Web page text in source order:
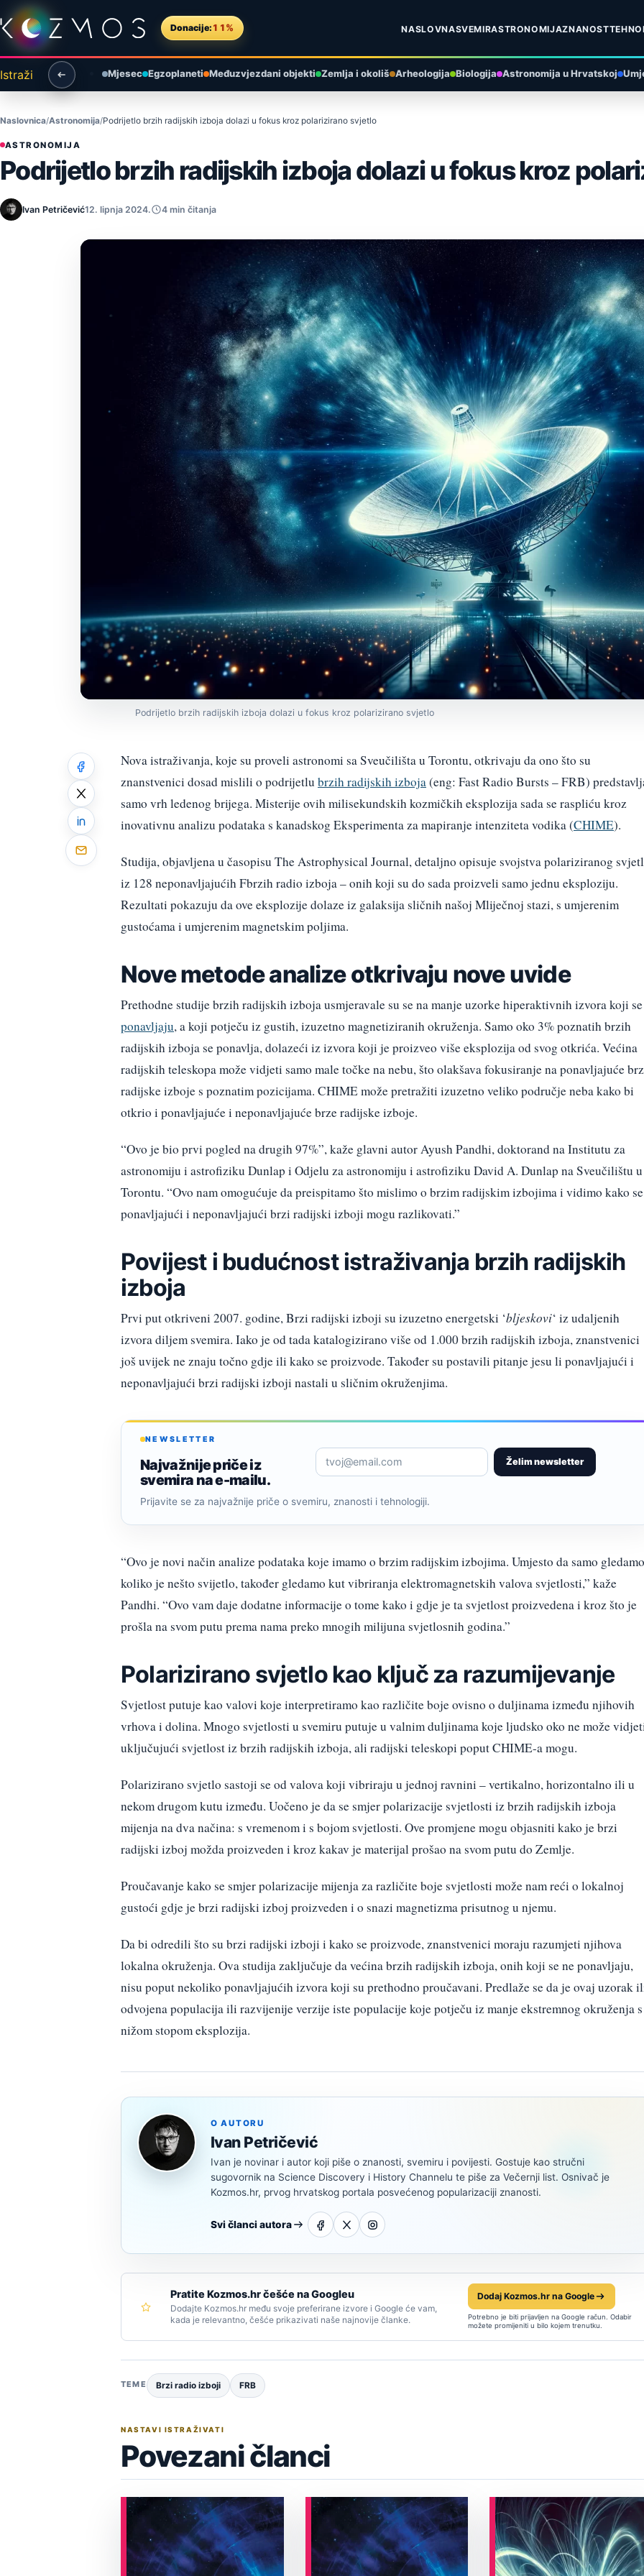
Preskoči na sadržaj
Donacije: 11% NASLOVNASVEMIRASTRONOMIJAZNANOST
Istraži Mjesec Egzoplaneti Međuzvjezdani objekti Zemlja i okoliš Arheologija Biologija Astronomija u Hrvatskoj
Naslovnica Astronomija Podrijetlo brzih radijskih izboja dolazi u fokus kroz polarizirano svjetlo
ASTRONOMIJA
Podrijetlo brzih radijskih izboja dolazi u fokus kroz
Ivan Petričević12. lipnja 2024. 4 min čitanja
Podrijetlo brzih radijskih izboja dolazi u fokus kroz polarizirano svjetlo
Nova istraživanja, koje su proveli astronomi sa Sveučilišta u Torontu, otkrivaju da ono što su
znanstvenici dosad mislili o podrijetlu brzih radijskih izboja(eng: Fast Radio Bursts – FRB)
samo vrh ledenog brijega. Misterije ovih milisekundskih kozmičkih eksplozija sada se raspliću kroz
inovativnu analizu podataka s kanadskog Eksperimenta za mapiranje intenziteta vodika (CHIME).
Studija, objavljena u časopisu The Astrophysical Journal, detaljno opisuje svojstva polariziranog
iz 128 neponavljajućih Fbrzih radio izboja – onih koji su do sada proizveli samo jednu eksploziju.
Rezultati pokazuju da ove eksplozije dolaze iz galaksija sličnih našoj Mliječnoj stazi, s umjerenim
gustoćama i umjerenim magnetskim poljima.
Nove metode analize otkrivaju nove uvide
Prethodne studije brzih radijskih izboja usmjeravale su se na manje uzorke hiperaktivnih izvora koji se
ponavljaju, a koji potječu iz gustih, izuzetno magnetiziranih okruženja. Samo oko 3% poznatih brzih
radijskih izboja se ponavlja, dolazeći iz izvora koji je proizveo više eksplozija od svog otkrića. Većina
radijskih teleskopa može vidjeti samo male točke na nebu, što olakšava fokusiranje na ponavljajuće
radijske izboje s poznatim pozicijama. CHIME može pretražiti izuzetno veliko područje neba kako bi
otkrio i ponavljajuće i neponavljajuće brze radijske izboje.
“Ovo je bio prvi pogled na drugih 97%”, kaže glavni autor Ayush Pandhi, doktorand na Institutu za
astronomiju i astrofiziku Dunlap i Odjelu za astronomiju i astrofiziku David A. Dunlap na Sveučilištu u
Torontu. “Ovo nam omogućuje da preispitamo što mislimo o brzim radijskim izbojima i vidimo kako se
ponavljajući i neponavljajući brzi radijski izboji mogu razlikovati.”
Povijest i budućnost istraživanja brzih radijskih
izboja
Prvi put otkriveni 2007. godine, Brzi radijski izboji su izuzetno energetski ‘bljeskovi‘ iz udaljenih
izvora diljem svemira. Iako je od tada katalogizirano više od 1.000 brzih radijskih izboja, znanstvenici
još uvijek ne znaju točno gdje ili kako se proizvode. Također su postavili pitanje jesu li ponavljajući i
neponavljajući brzi radijski izboji nastali u sličnim okruženjima.
NEWSLETTER
Najvažnije priče iz
svemira na e-mailu.
Želim newsletter
Prijavite se za najvažnije priče o svemiru, znanosti i tehnologiji.
“Ovo je novi način analize podataka koje imamo o brzim radijskim izbojima. Umjesto da samo gledamo
koliko je nešto svijetlo, također gledamo kut vibriranja elektromagnetskih valova svjetlosti,” kaže
Pandhi. “Ovo vam daje dodatne informacije o tome kako i gdje je ta svjetlost proizvedena i kroz što je
prošla na svom putu prema nama preko mnogih milijuna svjetlosnih godina.”
Polarizirano svjetlo kao ključ za razumijevanje
Svjetlost putuje kao valovi koje interpretiramo kao različite boje ovisno o duljinama između njihovih
vrhova i dolina. Mnogo svjetlosti u svemiru putuje u valnim duljinama koje ljudsko oko ne može
uključujući svjetlost iz brzih radijskih izboja, ali radijski teleskopi poput CHIME-a mogu.
Polarizirano svjetlo sastoji se od valova koji vibriraju u jednoj ravnini – vertikalno, horizontalno ili u
nekom drugom kutu između. Uočeno je da se smjer polarizacije svjetlosti iz brzih radijskih izboja
mijenja na dva načina: s vremenom i s bojom svjetlosti. Ove promjene mogu objasniti kako je brzi
radijski izboj možda proizveden i kroz kakav je materijal prošao na svom putu do Zemlje.
Proučavanje kako se smjer polarizacije mijenja za različite boje svjetlosti može nam reći o lokalnoj
gustoći gdje je brzi radijski izboj proizveden i o snazi magnetizma prisutnog u njemu.
Da bi odredili što su brzi radijski izboji i kako se proizvode, znanstvenici moraju razumjeti njihova
lokalna okruženja. Ova studija zaključuje da većina brzih radijskih izboja, onih koji se ne ponavljaju,
nisu poput nekoliko ponavljajućih izvora koji su prethodno proučavani. Predlaže se da je ovaj uzorak
odvojena populacija ili razvijenije verzije iste populacije koje potječu iz manje ekstremnog okruženja s
nižom stopom eksplozija.
O AUTORU
Ivan Petričević
Ivan je novinar i autor koji piše o znanosti, svemiru i povijesti. Gostuje kao stručni
sugovornik na Science Discovery i History Channelu te piše za Večernji list. Osnivač je
Kozmos.hr, prvog hrvatskog portala posvećenog popularizaciji znanosti.
Svi članci autora
Pratite Kozmos.hr češće na Googleu
Dodajte Kozmos.hr među svoje preferirane izvore i Google će vam,
kada je relevantno, češće prikazivati naše najnovije članke.
Dodaj Kozmos.hr na Google
Potrebno je biti prijavljen na Google račun. Odabir
možete promijeniti u bilo kojem trenutku.
TEME Brzi radio izboji FRB
NASTAVI ISTRAŽIVATI
Povezani članci